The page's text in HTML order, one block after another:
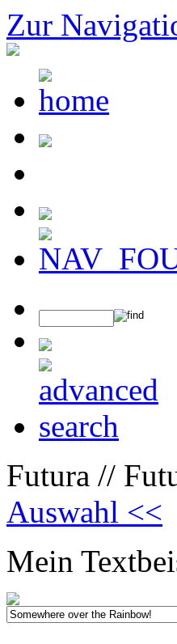
Zur
Futura //
Auswahl <<
Mein